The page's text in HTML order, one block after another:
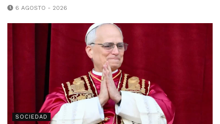
6 AGOSTO - 2026
SOCIEDAD